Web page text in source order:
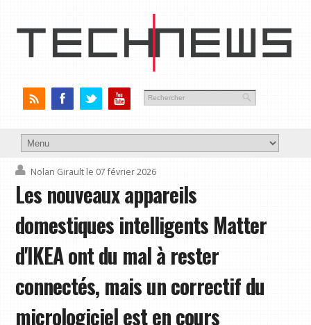
Nolan Girault le 07 février 2026
Les nouveaux appareils
domestiques intelligents Matter
d'IKEA ont du mal à rester
connectés, mais un correctif du
micrologiciel est en cours